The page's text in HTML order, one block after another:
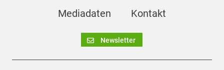
Mediadaten Kontakt
Newsletter